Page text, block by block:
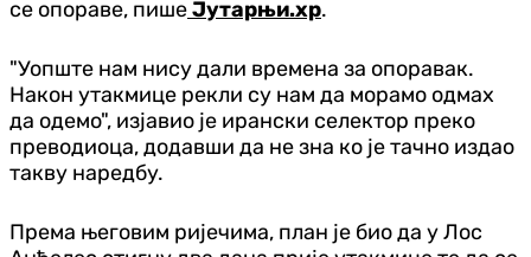
се опораве, пишеЈутарњи.хр.
"Уопште нам нису дали времена за опоравак.
Након утакмице рекли су нам да морамо одмах
да одемо", изјавио је ирански селектор преко
преводиоца, додавши да не зна ко је тачно издао
такву наредбу.
Према његовим ријечима, план је био да у Лос